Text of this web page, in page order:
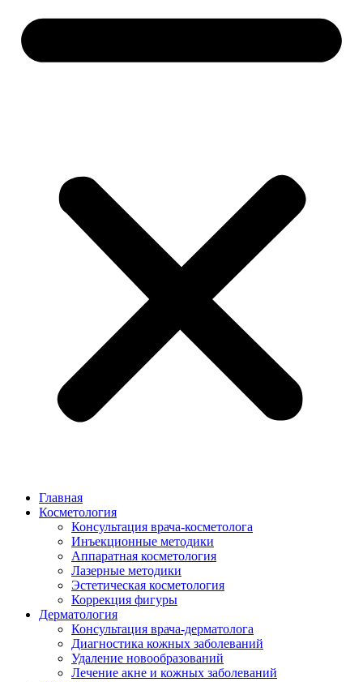
Главная
Косметология
Консультация врача-косметолога
Инъекционные методики
Аппаратная косметология
Лазерные методики
Эстетическая косметология
Коррекция фигуры
Дерматология
Консультация врача-дерматолога
Диагностика кожных заболеваний
Удаление новообразований
Лечение акне и кожных заболеваний